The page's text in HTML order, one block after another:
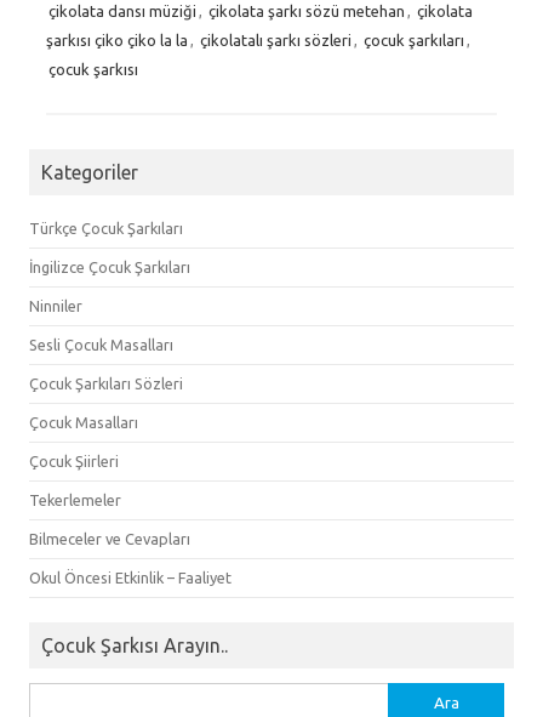
çikolata dansı müziği
çikolata şarkı sözü metehan
çikolata
şarkısı çiko çiko la la
çikolatalı şarkı sözleri çocuk şarkıları
çocuk şarkısı
Kategoriler
Türkçe Çocuk Şarkıları
İngilizce Çocuk Şarkıları
Ninniler
Sesli Çocuk Masalları
Çocuk Şarkıları Sözleri
Çocuk Masalları
Çocuk Şiirleri
Tekerlemeler
Bilmeceler ve Cevapları
Okul Öncesi Etkinlik – Faaliyet
Çocuk Şarkısı Arayın..